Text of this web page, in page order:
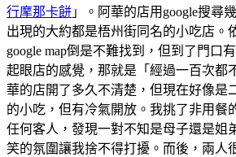
行摩那卡餅 」。阿華的店用google搜尋
出現的大約都是梧州街同名的小吃店。
google map倒是不難找到，但到了門口
起眼店的感覺，那就是「經過一百次都
華的店開了多久不清楚，但現在好像是
的小吃，但有冷氣開放。我挑了非用餐
任何客人，發現一對不知是母子還是姐
笑的氛圍讓我捨不得打擾。而後，兩人